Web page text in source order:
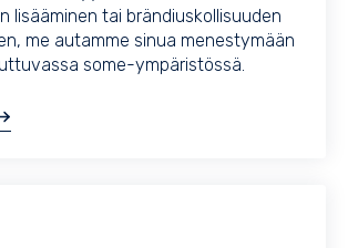
lisääminen tai brändiuskollisuuden
me autamme sinua menestymään
some-ympäristössä.